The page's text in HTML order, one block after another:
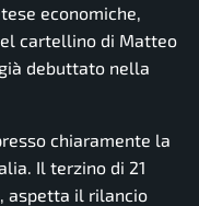
economiche,
cartellino di Matteo
già debuttato nella
chiaramente la
Il terzino di 21
aspetta il rilancio